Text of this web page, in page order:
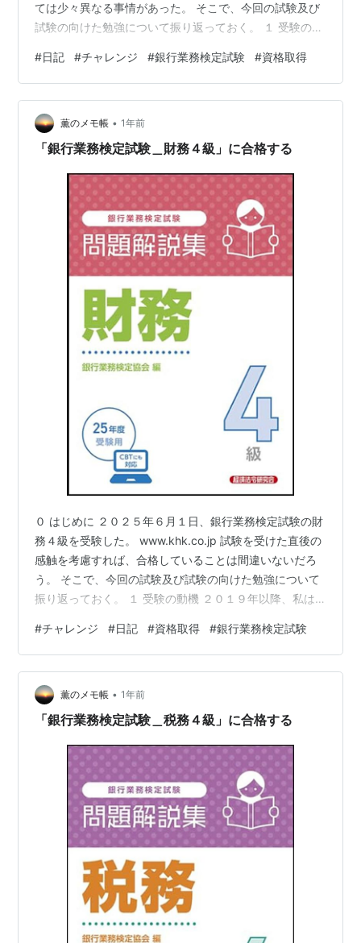
ては少々異なる事情があった。 そこで、今回の試験及び
試験の向けた勉強について振り返っておく。 １ 受験の動
企て、様々な資格を取得してきた。 しかし、例外的な場
合を除き、多くの資格試験を一夜漬けや二夜漬けで片づ
けてしまい、継続的学習習慣の確立という目的はほとん
ど達成できなかった。 正直、このメモブログの作成の方
がよほど目的に寄与しているくらいである。 そこで、
#日記 #チャレンジ #銀行業務検定試験 #資格取得
薫のメモ帳 • 1年前
「銀行業務検定試験＿財務４級」に合格する
０ はじめに ２０２５年６月１日、銀行業務検定試験の財
務４級を受験した。 www.khk.co.jp 試験を受けた直後の
感触を考慮すれば、合格していることは間違いないだろ
う。 そこで、今回の試験及び試験の向けた勉強について
振り返っておく。 １ 受験の動機 ２０１９年以降、私は
を取得してきた。 しかし、多くの資格試験において一夜
漬けや二夜漬けで片づけてしまい、継続的学習習慣の確
立という目的は達成できなかった。 正直、このメモブロ
グの作成の方がよほど目的に寄与しているくらいであ
る。 そこで、「継続的な学習習慣の確立」を目的とする
#チャレンジ #日記 #資格取得 #銀行業務検定試験
薫のメモ帳 • 1年前
「銀行業務検定試験＿税務４級」に合格する